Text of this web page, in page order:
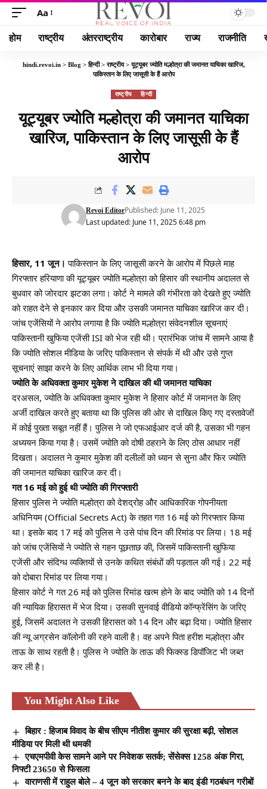
Aa
होम राष्ट्रीय अंतरराष्ट्रीय कारोबार राज्य राजनीति
hindi.revoi.in> Blog >हिन्दी>राष्ट्रीय>यूट्यूबर ज्योति मल्होत्रा की जमानत याचिका खारिज,
पाकिस्तान के लिए जासूसी के हैं आरोप
राष्ट्रीय हिन्दी
यूट्यूबर ज्योति मल्होत्रा की जमानत याचिका
खारिज, पाकिस्तान के लिए जासूसी के हैं
आरोप
Last updated: June 11, 2025 6:48 pm
Revoi EditorPublished: June 11, 2025
हिसार, 11 जून। पाकिस्तान के लिए जासूसी करने के आरोप में पिछले माह
गिरफ्तार हरियाणा की यूट्यूबर ज्योति मल्होत्रा को हिसार की स्थानीय अदालत से
बुधवार को जोरदार झटका लगा। कोर्ट ने मामले की गंभीरता को देखते हुए ज्योति
को राहत देने से इनकार कर दिया और उसकी जमानत याचिका खारिज कर दी।
जांच एजेंसियों ने आरोप लगाया है कि ज्योति मल्होत्रा संवेदनशील सूचनाएं
पाकिस्तानी खुफिया एजेंसी ISI को भेज रही थी। प्रारंभिक जांच में सामने आया है
कि ज्योति सोशल मीडिया के जरिए पाकिस्तान से संपर्क में थी और उसे गुप्त
सूचनाएं साझा करने के लिए आर्थिक लाभ भी दिया गया।
ज्योति के अधिवक्ता कुमार मुकेश ने दाखिल की थी जमानत याचिका
दरअसल, ज्योति के अधिवक्ता कुमार मुकेश ने हिसार कोर्ट में जमानत के लिए
अर्जी दाखिल करते हुए बताया था कि पुलिस की ओर से दाखिल किए गए दस्तावेजों
में कोई पुख्ता सबूत नहीं हैं। पुलिस ने जो एफआईआर दर्ज की है, उसका भी गहन
अध्ययन किया गया है। उसमें ज्योति को दोषी ठहराने के लिए ठोस आधार नहीं
दिखता। अदालत ने कुमार मुकेश की दलीलों को ध्यान से सुना और फिर ज्योति
की जमानत याचिका खारिज कर दी।
गत 16 मई को हुई थी ज्योति की गिरफ्तारी
हिसार पुलिस ने ज्योति मल्होत्रा को देशद्रोह और आधिकारिक गोपनीयता
अधिनियम (Official Secrets Act) के तहत गत 16 मई को गिरफ्तार किया
था। इसके बाद 17 मई को पुलिस ने उसे पांच दिन की रिमांड पर लिया। 18 मई
को जांच एजेंसियों ने ज्योति से गहन पूछताछ की, जिसमें पाकिस्तानी खुफिया
एजेंसी और संदिग्ध व्यक्तियों से उनके कथित संबंधों की पड़ताल की गई। 22 मई
को दोबारा रिमांड पर लिया गया।
हिसार कोर्ट ने गत 26 मई को पुलिस रिमांड खत्म होने के बाद ज्योति को 14 दिनों
की न्यायिक हिरासत में भेज दिया। उसकी सुनवाई वीडियो कॉन्फ्रेंसिंग के जरिए
हुई, जिसमें अदालत ने उसकी हिरासत को 14 दिन और बढ़ा दिया। ज्योति हिसार
की न्यू अग्रसेन कॉलोनी की रहने वाली है। वह अपने पिता हरीश मल्होत्रा और
ताऊ के साथ रहती है। पुलिस ने ज्योति के ताऊ की फिक्स्ड डिपॉजिट भी जब्त
कर ली है।
You Might Also Like
बिहार : हिजाब विवाद के बीच सीएम नीतीश कुमार की सुरक्षा बढ़ी, सोशल
मीड‍िया पर मिली थी धमकी
एचएमपीवी केस सामने आने पर निवेशक सतर्क; सेंसेक्स 1258 अंक गिरा,
निफ्टी 23650 से फिसला
वाराणसी में राहुल बोले – 4 जून को सरकार बनने के बाद इंडी गठबंधन गरीबों